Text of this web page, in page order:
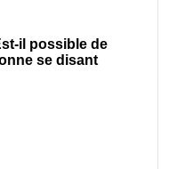
il possible de
se disant